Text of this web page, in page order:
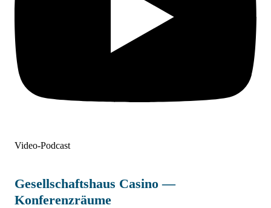
Video-Podcast
Gesellschaftshaus Casino —
Konferenzräume